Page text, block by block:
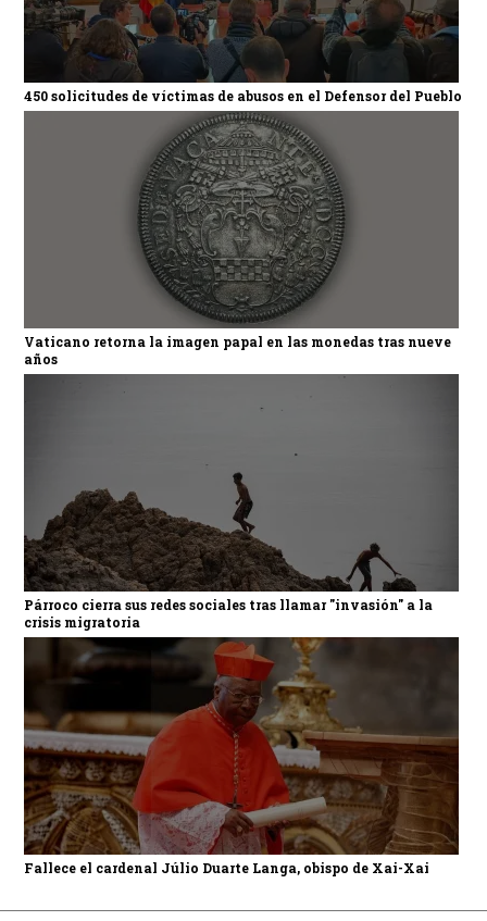
450 solicitudes de víctimas de abusos en el Defensor del Pueblo
Vaticano retorna la imagen papal en las monedas tras nueve
años
Párroco cierra sus redes sociales tras llamar "invasión" a la
crisis migratoria
Fallece el cardenal Júlio Duarte Langa, obispo de Xai-Xai